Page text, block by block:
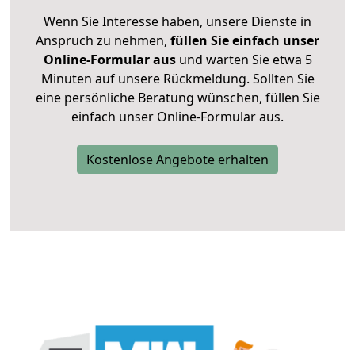
Wenn Sie Interesse haben, unsere Dienste in
Anspruch zu nehmen, füllen Sie einfach unser
Online-Formular ausund warten Sie etwa 5
Minuten auf unsere Rückmeldung. Sollten Sie
eine persönliche Beratung wünschen, füllen Sie
einfach unser Online-Formular aus.
Kostenlose Angebote erhalten